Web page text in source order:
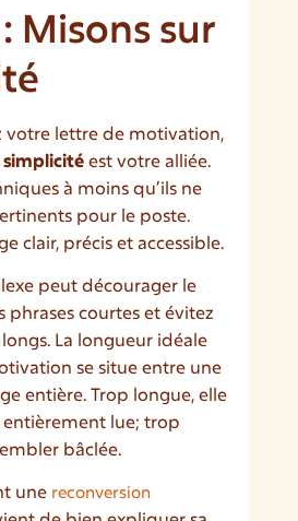
Misons sur
votre lettre de motivation,
simplicitéest votre alliée.
à moins qu’ils ne
pour le poste.
clair, précis et accessible.
peut décourager le
phrases courtes et évitez
La longueur idéale
se situe entre une
entière. Trop longue, elle
lue; trop
bâclée.
une reconversion